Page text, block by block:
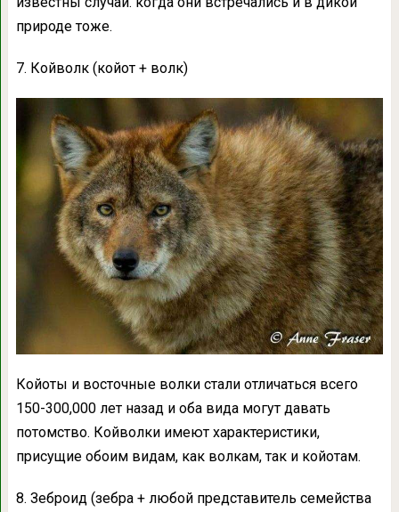
природе тоже.
7. Койволк (койот + волк)
Койоты и восточные волки стали отличаться всего
150-300,000 лет назад и оба вида могут давать
потомство. Койволки имеют характеристики,
присущие обоим видам, как волкам, так и койотам.
8. Зеброид (зебра + любой представитель семейства